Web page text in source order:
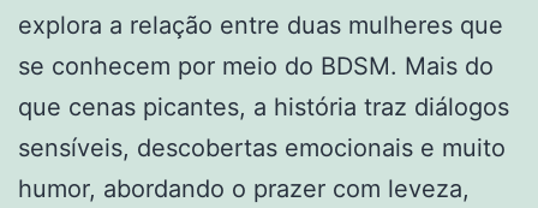
explora a relação entre duas mulheres que
se conhecem por meio do BDSM. Mais do
que cenas picantes, a história traz diálogos
sensíveis, descobertas emocionais e muito
humor, abordando o prazer com leveza,